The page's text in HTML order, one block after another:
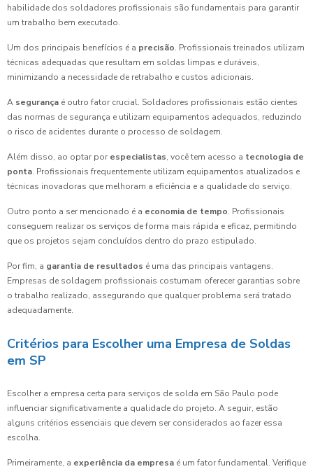
habilidade dos soldadores profissionais são fundamentais para garantir
um trabalho bem executado.
Um dos principais benefícios é a precisão. Profissionais treinados utilizam
técnicas adequadas que resultam em soldas limpas e duráveis,
minimizando a necessidade de retrabalho e custos adicionais.
A segurança é outro fator crucial. Soldadores profissionais estão cientes
das normas de segurança e utilizam equipamentos adequados, reduzindo
o risco de acidentes durante o processo de soldagem.
Além disso, ao optar por especialistas, você tem acesso a tecnologia de
ponta. Profissionais frequentemente utilizam equipamentos atualizados e
técnicas inovadoras que melhoram a eficiência e a qualidade do serviço.
Outro ponto a ser mencionado é a economia de tempo. Profissionais
conseguem realizar os serviços de forma mais rápida e eficaz, permitindo
que os projetos sejam concluídos dentro do prazo estipulado.
Por fim, a garantia de resultados é uma das principais vantagens.
Empresas de soldagem profissionais costumam oferecer garantias sobre
o trabalho realizado, assegurando que qualquer problema será tratado
adequadamente.
Critérios para Escolher uma Empresa de Soldas
em SP
Escolher a empresa certa para serviços de solda em São Paulo pode
influenciar significativamente a qualidade do projeto. A seguir, estão
alguns critérios essenciais que devem ser considerados ao fazer essa
escolha.
Primeiramente, a experiência da empresa é um fator fundamental. Verifique